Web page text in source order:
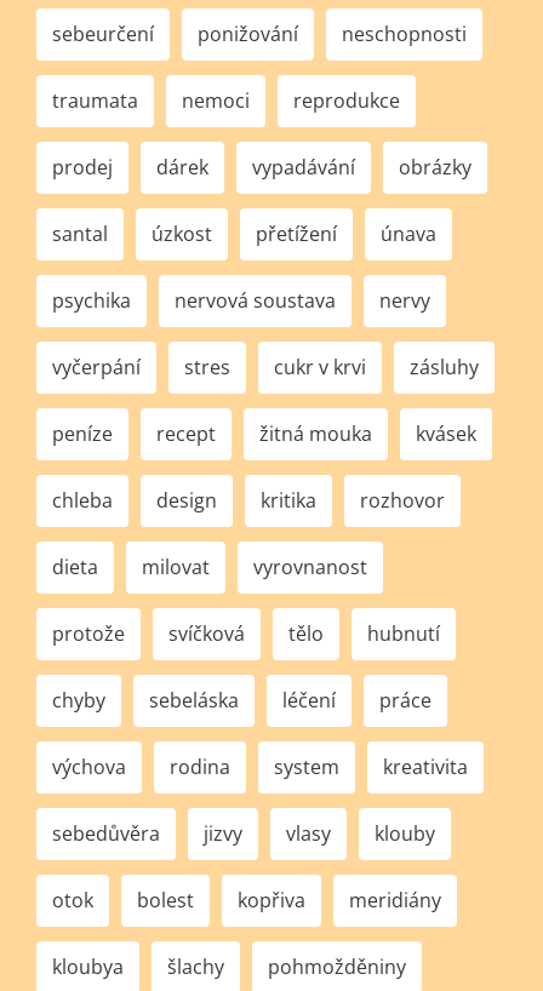
sebeurčení ponižování neschopnosti
traumata nemoci reprodukce
prodej dárek vypadávání obrázky
santal úzkost přetížení únava
psychika nervová soustava nervy
vyčerpání stres cukr v krvi zásluhy
peníze recept žitná mouka kvásek
chleba design kritika rozhovor
dieta milovat vyrovnanost
protože svíčková tělo hubnutí
chyby sebeláska léčení práce
výchova rodina system kreativita
sebedůvěra jizvy vlasy klouby
otok bolest kopřiva meridiány
kloubya šlachy pohmožděniny